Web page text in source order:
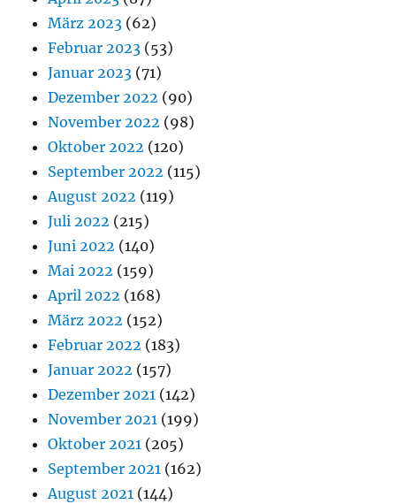
März 2023 (62)
Februar 2023 (53)
Januar 2023 (71)
Dezember 2022 (90)
November 2022 (98)
Oktober 2022 (120)
September 2022 (115)
August 2022 (119)
Juli 2022 (215)
Juni 2022 (140)
Mai 2022 (159)
April 2022 (168)
März 2022 (152)
Februar 2022 (183)
Januar 2022 (157)
Dezember 2021 (142)
November 2021 (199)
Oktober 2021 (205)
September 2021 (162)
August 2021 (144)